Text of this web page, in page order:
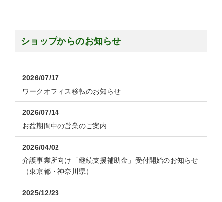
ショップからのお知らせ
2026/07/17
ワークオフィス移転のお知らせ
2026/07/14
お盆期間中の営業のご案内
2026/04/02
介護事業所向け「継続支援補助金」受付開始のお知らせ
（東京都・神奈川県）
2025/12/23